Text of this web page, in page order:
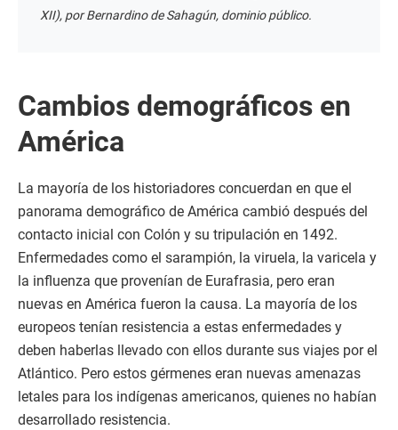
XII), por Bernardino de Sahagún, dominio público.
Cambios demográficos en
América
La mayoría de los historiadores concuerdan en que el
panorama demográfico de América cambió después del
contacto inicial con Colón y su tripulación en 1492.
Enfermedades como el sarampión, la viruela, la varicela y
la influenza que provenían de Eurafrasia, pero eran
nuevas en América fueron la causa. La mayoría de los
europeos tenían resistencia a estas enfermedades y
deben haberlas llevado con ellos durante sus viajes por el
Atlántico. Pero estos gérmenes eran nuevas amenazas
letales para los indígenas americanos, quienes no habían
desarrollado resistencia.